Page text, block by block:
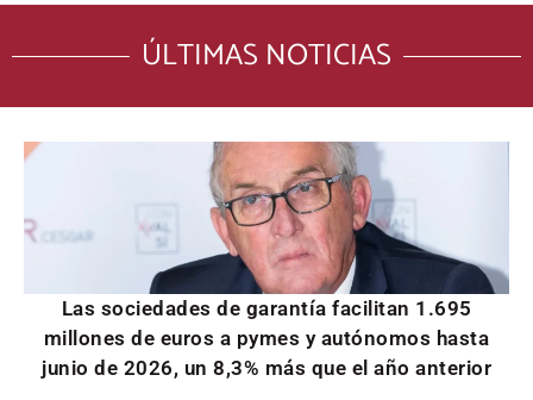
ÚLTIMAS NOTICIAS
Las sociedades de garantía facilitan 1.695
millones de euros a pymes y autónomos hasta
junio de 2026, un 8,3% más que el año anterior